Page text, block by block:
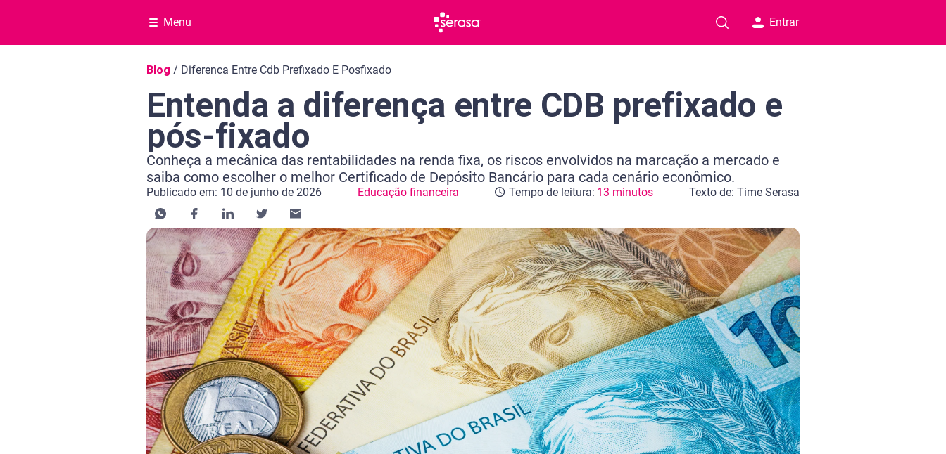
Menu Entrar
Navegação do blog
Blog / Diferenca Entre Cdb Prefixado E Posfixado
Entenda a diferença entre CDB prefixado e
pós-fixado
Conheça a mecânica das rentabilidades na renda fixa, os riscos envolvidos na marcação a mercado e
saiba como escolher o melhor Certificado de Depósito Bancário para cada cenário econômico.
Publicado em: 10 de junho de 2026 Educação financeira
Categoria Educação financeira Tempo de leitura: 13 minutos
Tempo de leitura: 13 minutos Texto de: Time Serasa